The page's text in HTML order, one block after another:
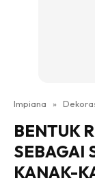
Direktori
Impiana »
BENTUK
SEBAGAI
KANAK-